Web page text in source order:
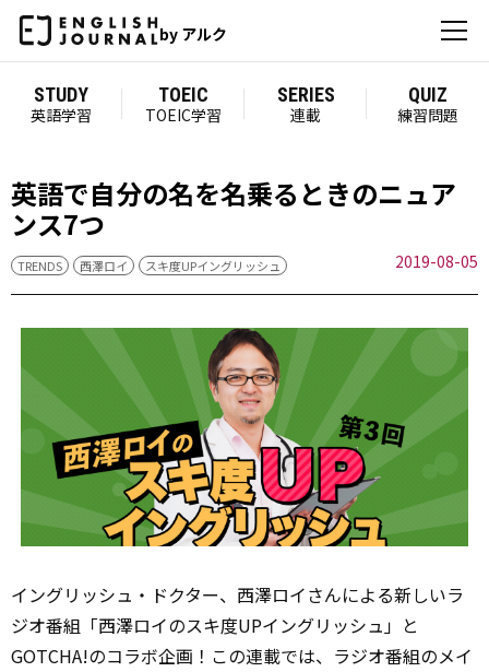
by アルク
STUDY
英語学習
TOEIC
TOEIC学習
SERIES
連載
QUIZ
練習問題
英語で自分の名を名乗るときのニュア
ンス7つ
TRENDS 西澤ロイ スキ度UPイングリッシュ 2019-08-05
イングリッシュ・ドクター、西澤ロイさんによる新しいラ
ジオ番組「西澤ロイのスキ度UPイングリッシュ」と
GOTCHA!のコラボ企画！この連載では、ラジオ番組のメイ